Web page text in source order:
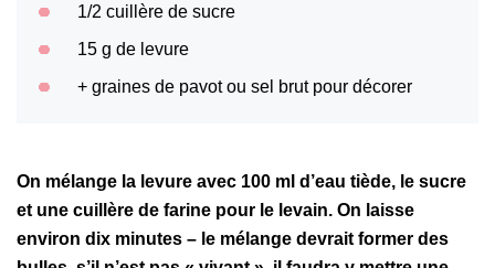
1/2 cuillère de sucre
15 g de levure
+ graines de pavot ou sel brut pour décorer
On mélange la levure avec 100 ml d’eau tiède, le sucre
et une cuillère de farine pour le levain. On laisse
environ dix minutes – le mélange devrait former des